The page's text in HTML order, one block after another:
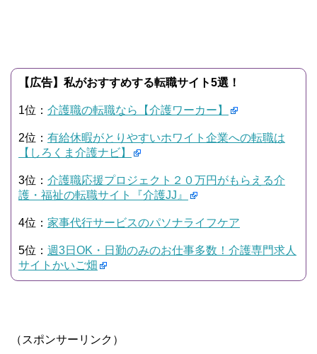
【広告】私がおすすめする転職サイト5選！
1位： 介護職の転職なら【介護ワーカー】
2位： 有給休暇がとりやすいホワイト企業への転職は
【しろくま介護ナビ】
3位： 介護職応援プロジェクト２０万円がもらえる介
護・福祉の転職サイト『介護JJ』
4位： 家事代行サービスのパソナライフケア
5位： 週3日OK・日勤のみのお仕事多数！介護専門求人
サイトかいご畑
（スポンサーリンク）